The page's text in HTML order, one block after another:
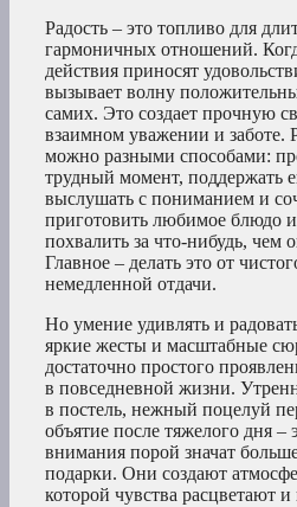
Радость – это топливо для
гармоничных отношений.
действия приносят
вызывает волну
самих. Это создает прочную
взаимном уважении и заботе.
можно разными способами:
трудный момент, поддержать
выслушать с пониманием и
приготовить любимое блюдо
похвалить за что-нибудь, чем
Главное – делать это от
немедленной отдачи.
Но умение удивлять и
яркие жесты и масштабные
достаточно простого
в повседневной жизни.
в постель, нежный поцелуй
объятие после тяжелого дня –
внимания порой значат
подарки. Они создают
которой чувства расцветают и